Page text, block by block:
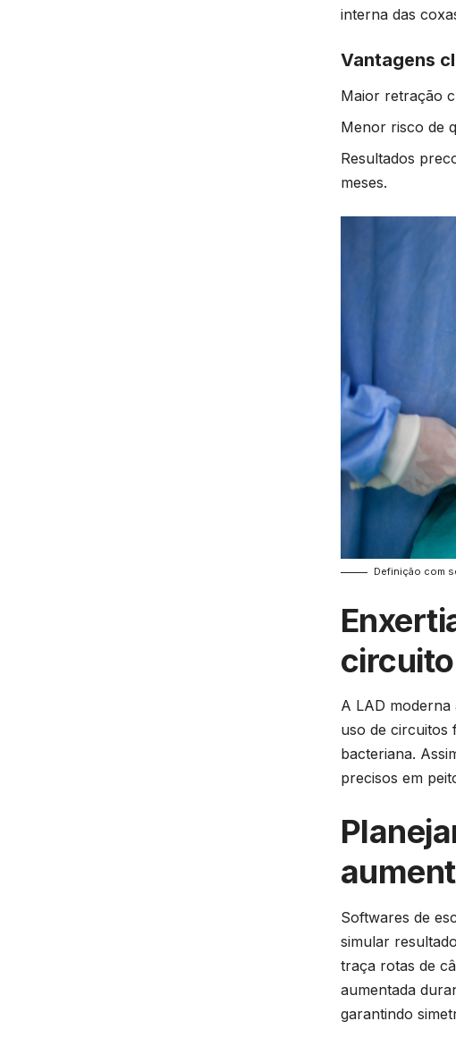
interna das
Vantagens
Maior retração
Menor risco de
Resultados
meses.
Definição com
A LAD
uso de circuitos
bacteriana.
precisos em
Softwares de
simular
traça rotas de
aumentada
garantindo